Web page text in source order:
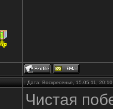
| Дата: Воскресенье, 15.05.11,
Чистая